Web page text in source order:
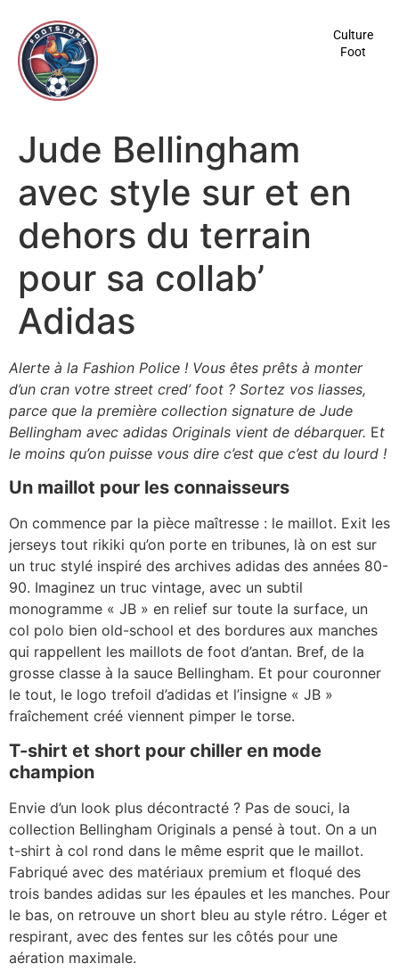
principal
Culture
Foot
Jude Bellingham
avec style sur et en
dehors du terrain
pour sa collab’
Adidas
Alerte à la Fashion Police ! Vous êtes prêts à monter
d’un cran votre street cred’ foot ? Sortez vos liasses,
parce que la première collection signature de Jude
Bellingham avec adidas Originals vient de débarquer. Et
le moins qu’on puisse vous dire c’est que c’est du lourd !
Un maillot pour les connaisseurs
On commence par la pièce maîtresse : le maillot. Exit les
jerseys tout rikiki qu’on porte en tribunes, là on est sur
un truc stylé inspiré des archives adidas des années 80-
90. Imaginez un truc vintage, avec un subtil
monogramme « JB » en relief sur toute la surface, un
col polo bien old-school et des bordures aux manches
qui rappellent les maillots de foot d’antan. Bref, de la
grosse classe à la sauce Bellingham. Et pour couronner
le tout, le logo trefoil d’adidas et l’insigne « JB »
fraîchement créé viennent pimper le torse.
T-shirt et short pour chiller en mode
champion
Envie d’un look plus décontracté ? Pas de souci, la
collection Bellingham Originals a pensé à tout. On a un
t-shirt à col rond dans le même esprit que le maillot.
Fabriqué avec des matériaux premium et floqué des
trois bandes adidas sur les épaules et les manches. Pour
le bas, on retrouve un short bleu au style rétro. Léger et
respirant, avec des fentes sur les côtés pour une
aération maximale.